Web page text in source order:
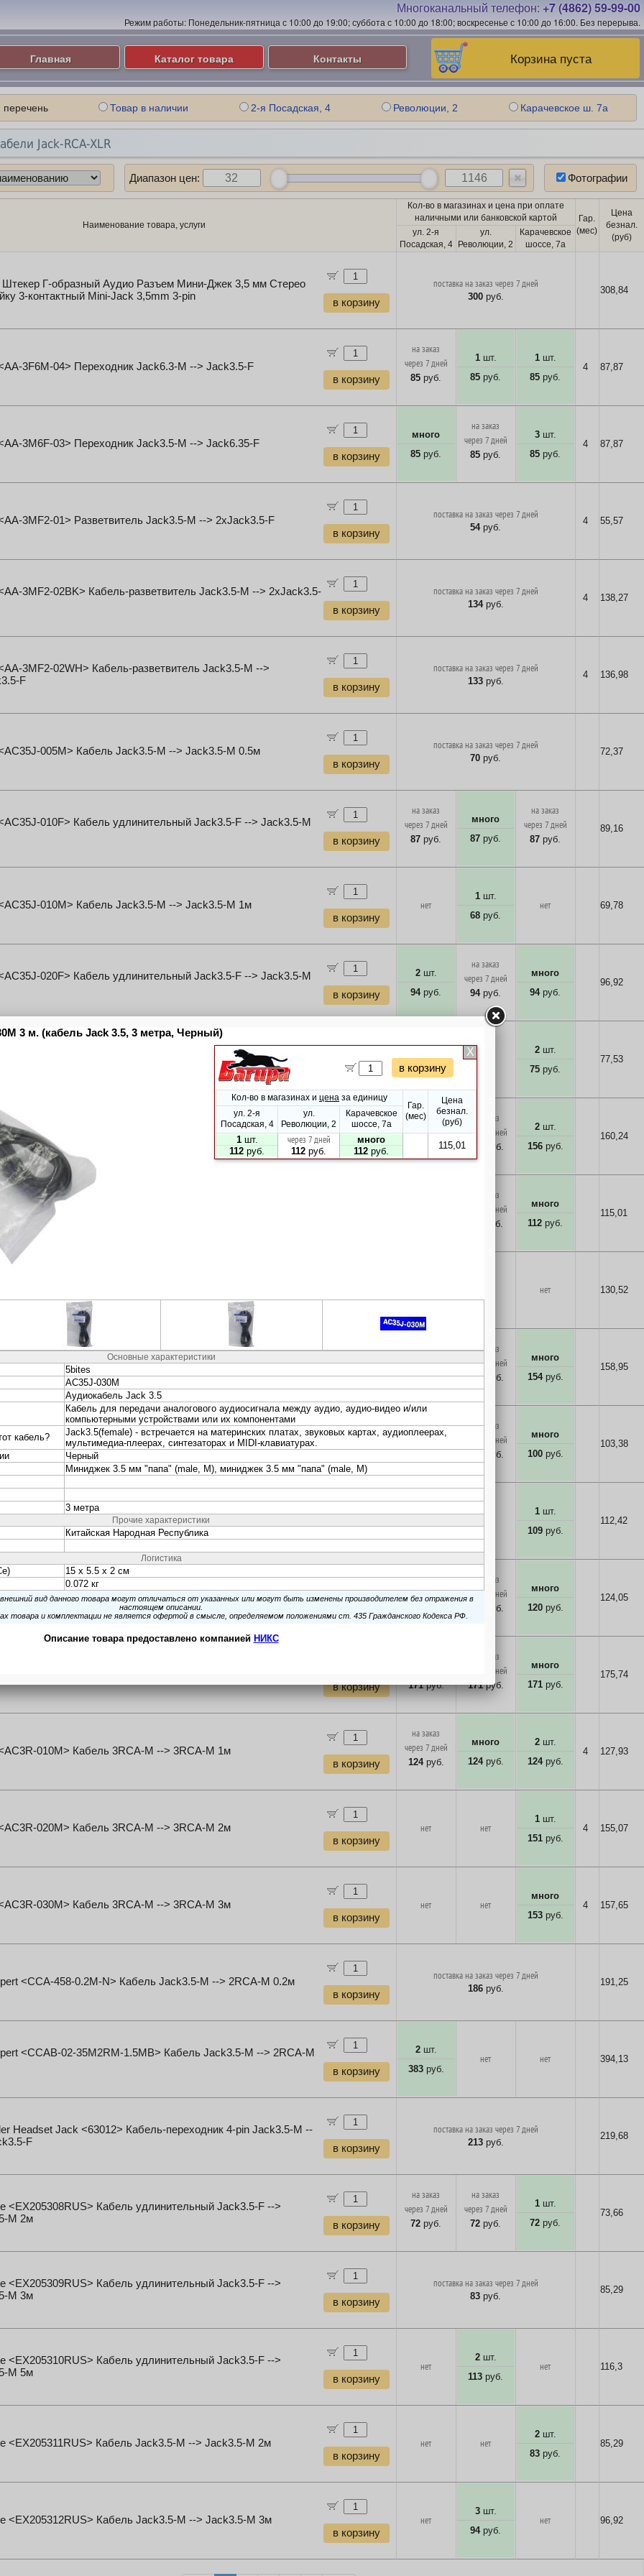
Многоканальный телефон: +7 (4862) 59-99-00
Режим работы: Понедельник-пятница с 10:00 до 19:00; суббота с 10:00 до 18:00; воскресенье с 10:00 до 16:00. Без перерыва.
Корзина пуста
Главная Каталог товара Контакты
Товар в наличии 2-я Посадская, 4 Революции, 2 Карачевское ш. 7а
Jack-RCA-XLR
Диапазон цен: Фотографии
Наименование товара, услуги
Кол-во в магазинах и цена при оплате
наличными или банковской картой
Гар.
(мес)
Цена
безнал.
(руб)
ул. 2-я
Посадская, 4
ул.
Революции, 2
Карачевское
шоссе, 7а
Г-образный Аудио Разъем Мини-Джек 3,5 мм Стерео
3-контактный Mini-Jack 3,5mm 3-pin
в корзину
поставка на заказ через 7 дней
300руб.
308,84
3F6M-04> Переходник Jack6.3-M --> Jack3.5-F
в корзину
на заказ
через 7 дней
85 руб.
1шт.
85 руб.
1шт.
85 руб.
4 87,87
3M6F-03> Переходник Jack3.5-M --> Jack6.35-F
в корзину
много
85 руб.
на заказ
через 7 дней
85 руб.
3шт.
85 руб.
4 87,87
3MF2-01> Разветвитель Jack3.5-M --> 2xJack3.5-F
в корзину
поставка на заказ через 7 дней
54руб.
4 55,57
3MF2-02BK> Кабель-разветвитель Jack3.5-M --> 2xJack3.5-
в корзину
поставка на заказ через 7 дней
134руб.
4 138,27
3MF2-02WH> Кабель-разветвитель Jack3.5-M -->
F
в корзину
поставка на заказ через 7 дней
133руб.
4 136,98
005M> Кабель Jack3.5-M --> Jack3.5-M 0.5м
в корзину
поставка на заказ через 7 дней
70 руб.
72,37
010F> Кабель удлинительный Jack3.5-F --> Jack3.5-M
в корзину
на заказ
через 7 дней
87 руб.
много
87 руб.
на заказ
через 7 дней
87 руб.
89,16
010M> Кабель Jack3.5-M --> Jack3.5-M 1м
в корзину
нет
1шт.
68 руб.
нет 69,78
020F> Кабель удлинительный Jack3.5-F --> Jack3.5-M
в корзину
2шт.
94руб.
на заказ
через 7 дней
94руб.
много
94руб.
96,92
<AC35J-020M> Кабель Jack3.5-M --> Jack3.5-M 2м
в корзину
нет
2шт.
75 руб.
77,53
030F> Кабель удлинительный Jack3.5-F --> Jack3.5-M
в корзину руб.
на заказ
через 7 дней
руб.
2шт.
156руб.
160,24
<AC35J-030M> Кабель Jack3.5-M --> Jack3.5-M 3м
на заказ
через 7 дней
руб.
много
112 руб.
115,01
в корзину
127руб.
нет 130,52
050M> Кабель Jack3.5-M --> Jack3.5-M 5м
в корзину
на заказ
через 7 дней
154руб.
на заказ
через 7 дней
154руб.
много
154руб.
158,95
015M> Кабель Jack3.5-M --> 2RCA-M 1.5м
на заказ
через 7 дней
на заказ
через 7 дней
руб.
много
100руб.
103,38
<AC35J2R-020M> Кабель Jack3.5-M --> 2RCA-M 2м
много
1шт.
109руб.
112,42
030M> Кабель Jack3.5-M --> 2RCA-M 3м
3шт.
на заказ
через 7 дней
руб.
много
120руб.
124,05
в корзину
171руб.
на заказ
через 7 дней
171руб.
много
171руб.
175,74
010M> Кабель 3RCA-M --> 3RCA-M 1м
в корзину
на заказ
через 7 дней
124руб.
много
124руб.
2шт.
124руб.
4 127,93
020M> Кабель 3RCA-M --> 3RCA-M 2м
в корзину
нет нет
1шт.
151руб.
4 155,07
030M> Кабель 3RCA-M --> 3RCA-M 3м
в корзину
нет нет
много
153руб.
4 157,65
<CCA-458-0.2M-N> Кабель Jack3.5-M --> 2RCA-M 0.2м
в корзину
поставка на заказ через 7 дней
186руб.
191,25
<CCAB-02-35M2RM-1.5MB> Кабель Jack3.5-M --> 2RCA-M
в корзину
2шт.
383руб.
нет нет 394,13
Headset Jack <63012> Кабель-переходник 4-pin Jack3.5-M --
F
в корзину
поставка на заказ через 7 дней
213руб.
219,68
<EX205308RUS> Кабель удлинительный Jack3.5-F -->
M 2м
в корзину
на заказ
через 7 дней
72 руб.
на заказ
через 7 дней
72 руб.
1шт.
72 руб.
73,66
<EX205309RUS> Кабель удлинительный Jack3.5-F -->
M 3м
в корзину
поставка на заказ через 7 дней
83 руб.
85,29
<EX205310RUS> Кабель удлинительный Jack3.5-F -->
M 5м
в корзину
нет
2шт.
113 руб.
нет 116,3
<EX205311RUS> Кабель Jack3.5-M --> Jack3.5-M 2м
в корзину
нет нет
2шт.
83 руб.
85,29
<EX205312RUS> Кабель Jack3.5-M --> Jack3.5-M 3м
в корзину
нет
3шт.
94руб.
нет 96,92